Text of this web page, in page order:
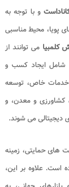
و با توجه به
پویا، محیط مناسبی
کلمبیا می‌ توانند از
شامل ایجاد کسب و
خدمات خاص، توسعه
کشاورزی و معدن، و
دیجیتالی می شوند.
های حمایتی، زمینه
است. علاوه بر این،